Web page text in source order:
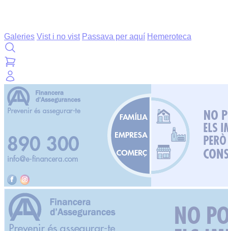
Galeries Vist i no vist Passava per aquí Hemeroteca